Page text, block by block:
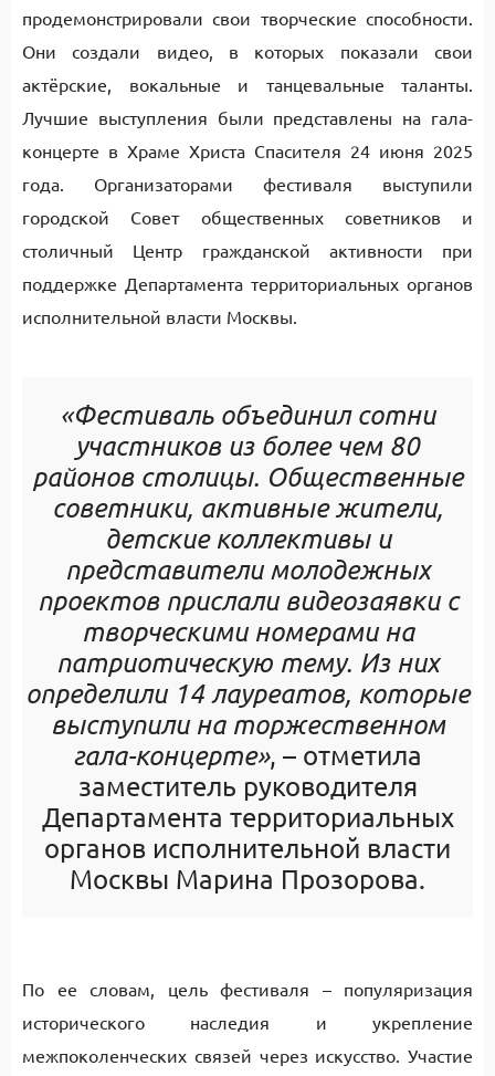
продемонстрировали свои творческие способности.
Они создали видео, в которых показали свои
актёрские, вокальные и танцевальные таланты.
Лучшие выступления были представлены на гала-
концерте в Храме Христа Спасителя 24 июня 2025
года. Организаторами фестиваля выступили
городской Совет общественных советников и
столичный Центр гражданской активности при
поддержке Департамента территориальных органов
исполнительной власти Москвы.
«Фестиваль объединил сотни
участников из более чем 80
районов столицы. Общественные
советники, активные жители,
детские коллективы и
представители молодежных
проектов прислали видеозаявки с
творческими номерами на
патриотическую тему. Из них
определили 14 лауреатов, которые
выступили на торжественном
гала-концерте», – отметила
заместитель руководителя
Департамента территориальных
органов исполнительной власти
Москвы Марина Прозорова.
По ее словам, цель фестиваля – популяризация
исторического наследия и укрепление
межпоколенческих связей через искусство. Участие